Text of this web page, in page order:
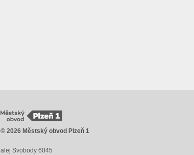
© 2026 Městský obvod Plzeň 1
alej Svobody 6045